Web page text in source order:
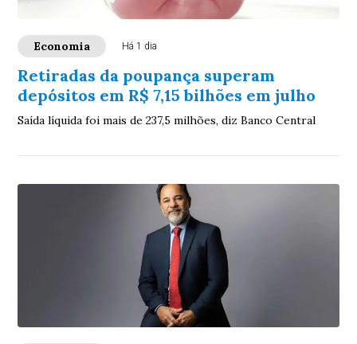
Economia Há 1 dia
Retiradas da poupança superam
depósitos em R$ 7,15 bilhões em julho
Saída líquida foi mais de 237,5 milhões, diz Banco Central